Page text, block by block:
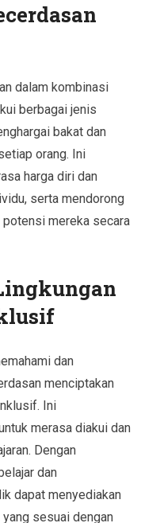
dalam kombinasi
berbagai jenis
bakat dan
orang. Ini
harga diri dan
serta mendorong
potensi mereka secara
dan
menciptakan
Ini
merasa diakui dan
Dengan
dan
dapat menyediakan
sesuai dengan